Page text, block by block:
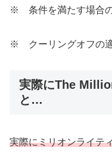
※ 条件を満たす場合
※ クーリングオフの
実際にThe
と…
実際にミリオンライテ